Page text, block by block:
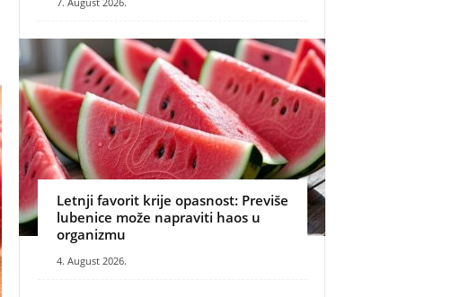
Letnji favorit krije opasnost: Previše
lubenice može napraviti haos u
organizmu
4. August 2026.